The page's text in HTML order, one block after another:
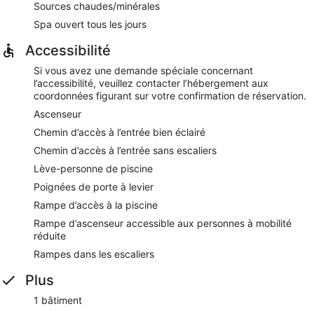
Sources chaudes/minérales
Spa ouvert tous les jours
Accessibilité
Si vous avez une demande spéciale concernant
l’accessibilité, veuillez contacter l’hébergement aux
coordonnées figurant sur votre confirmation de réservation.
Ascenseur
Chemin d’accès à l’entrée bien éclairé
Chemin d’accès à l’entrée sans escaliers
Lève-personne de piscine
Poignées de porte à levier
Rampe d’accès à la piscine
Rampe d’ascenseur accessible aux personnes à mobilité
réduite
Rampes dans les escaliers
Plus
1 bâtiment